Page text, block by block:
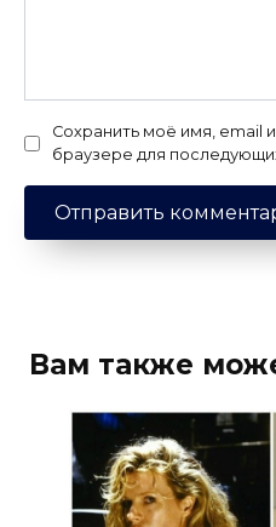
Сохранить моё имя, email
браузере для
Вам также